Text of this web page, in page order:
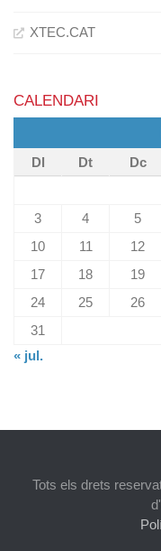
XTEC.CAT
CALENDARI
Dl
Dt Dc
3
4 5
10
11 12
17
18 19
24
25 26
31
« jul.
Tots els drets